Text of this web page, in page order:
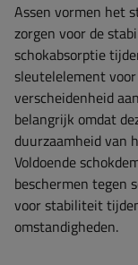
Assen vormen het
zorgen voor de
schokabsorptie
sleutelelement
verscheidenheid
belangrijk omdat
duurzaamheid van
Voldoende
beschermen tegen
voor stabiliteit
omstandigheden.